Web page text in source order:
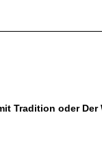
Tradition oder Der